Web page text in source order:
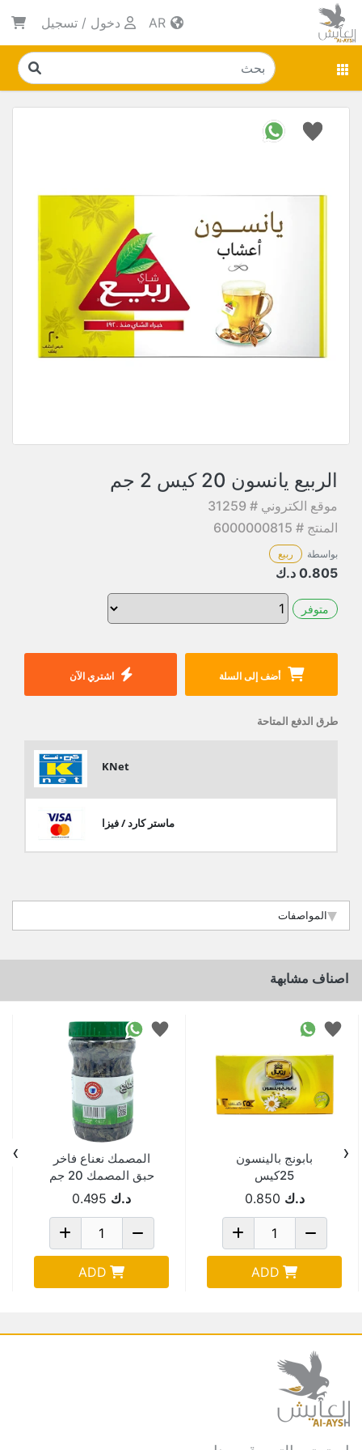
دخول / تسجيل
الربيع يانسون 20 كيس 2 جم
موقع الكتروني # 31259
المنتج # 6000000815
بواسطة ربيع
0.805 د.ك
متوفر
أضف إلى السلة اشتري الآن
طرق الدفع المتاحة
KNet
ماستر كارد / فيزا
المواصفات
اصناف مشابهة
بابونج بالينسون
25كيس
د.ك 0.850
ADD
المصمك نعناع فاخر
حبق المصمك 20 جم
د.ك 0.495
ADD
‹
›